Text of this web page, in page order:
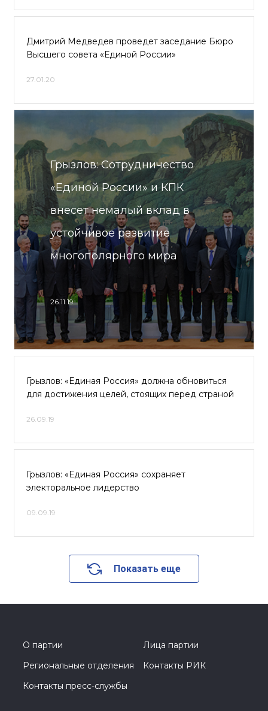
Дмитрий Медведев проведет заседание Бюро
Высшего совета «Единой России»
27.01.20
Грызлов: Сотрудничество
«Единой России» и КПК
внесет немалый вклад в
устойчивое развитие
многополярного мира
26.11.19
Грызлов: «Единая Россия» должна обновиться
для достижения целей, стоящих перед страной
26.09.19
Грызлов: «Единая Россия» сохраняет
электоральное лидерство
09.09.19
Показать еще
О партии
Лица партии
Региональные отделения
Контакты РИК
Контакты пресс-службы